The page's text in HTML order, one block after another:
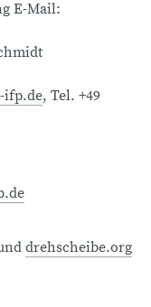
E-Mail:
ifp.de, Tel. +49
drehscheibe.org